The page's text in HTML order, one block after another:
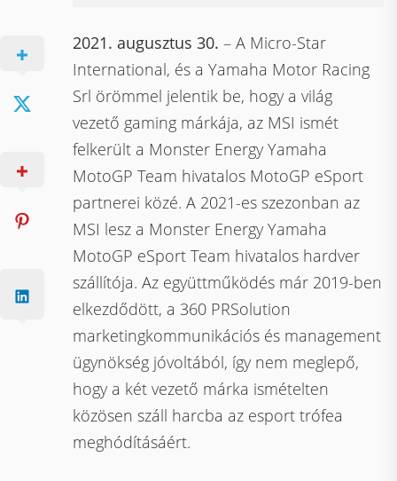
2021. augusztus 30. – A Micro-Star
International, és a Yamaha Motor Racing
Srl örömmel jelentik be, hogy a világ
vezető gaming márkája, az MSI ismét
felkerült a Monster Energy Yamaha
MotoGP Team hivatalos MotoGP eSport
partnerei közé. A 2021-es szezonban az
MSI lesz a Monster Energy Yamaha
MotoGP eSport Team hivatalos hardver
szállítója. Az együttműködés már 2019-ben
elkezdődött, a 360 PRSolution
marketingkommunikációs és management
ügynökség jóvoltából, így nem meglepő,
hogy a két vezető márka ismételten
közösen száll harcba az esport trófea
meghódításáért.